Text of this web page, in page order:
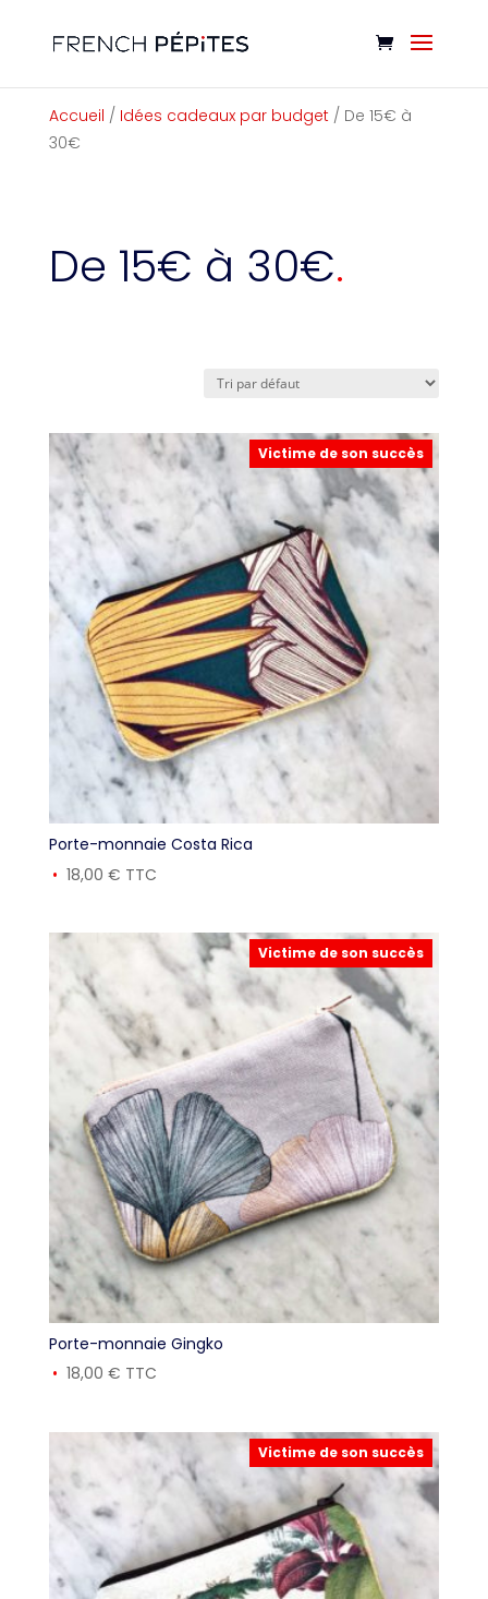
Accueil / Idées cadeaux par budget/ De 15€ à
30€
De 15€ à 30€
Victime de son succès
Porte-monnaie Costa Rica
18,00 € TTC
Victime de son succès
Porte-monnaie Gingko
18,00 € TTC
Victime de son succès